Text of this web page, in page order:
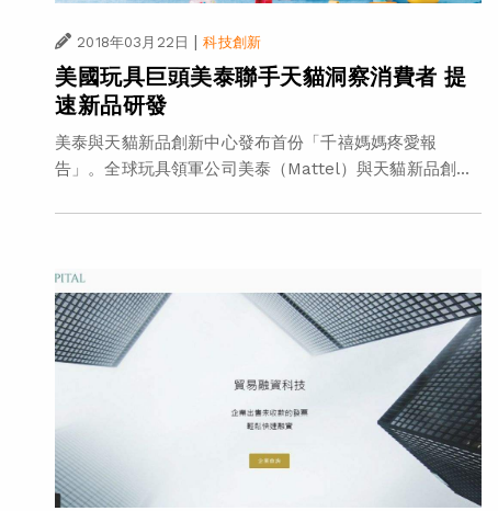
2018年03月22日 | 科技創新
美國玩具巨頭美泰聯手天貓洞察消費者 提
速新品研發
美泰與天貓新品創新中心發布首份「千禧媽媽疼愛報
告」。全球玩具領軍公司美泰（Mattel）與天貓新品創...